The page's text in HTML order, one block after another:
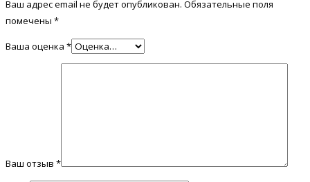
Ваш адрес email не будет опубликован. Обязательные поля
помечены *
Ваша оценка *
Ваш отзыв *